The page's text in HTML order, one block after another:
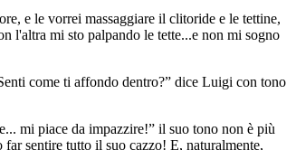
e le vorrei massaggiare il clitoride e le tettine,
l'altra mi sto palpando le tette...e non mi sogno
come ti affondo dentro?” dice Luigi con tono
mi piace da impazzire!” il suo tono non è più
sentire tutto il suo cazzo! E, naturalmente,